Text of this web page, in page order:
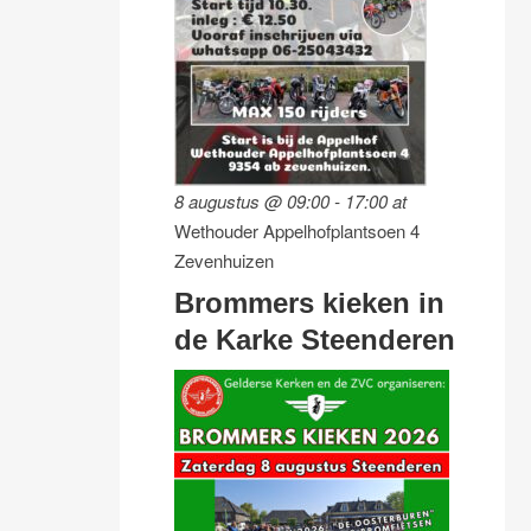
8 augustus @ 09:00- 17:00at
Wethouder Appelhofplantsoen 4
Zevenhuizen
Brommers kieken in
de Karke Steenderen